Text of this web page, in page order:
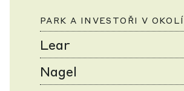
PARK A INVESTOŘI V OKOLÍ
Lear
Nagel